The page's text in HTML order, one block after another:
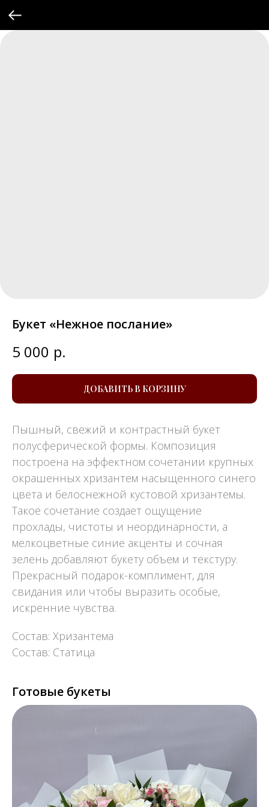
Букет «Нежное послание»
5 000 р.
ДОБАВИТЬ В КОРЗИНУ
Пышный, свежий и контрастный букет
полусферической формы. Композиция
построена на эффектном сочетании крупных
окрашенных хризантем насыщенного синего
цвета и белоснежной кустовой хризантемы.
Такое сочетание создает ощущение
прохлады, чистоты и неординарности, а
мелкоцветные синие акценты и сочная
зелень добавляют букету объем и текстуру.
Прекрасный подарок-комплимент, для
свидания или чтобы выразить особые,
искренние чувства.
Состав: Хризантема
Состав: Статица
Готовые букеты